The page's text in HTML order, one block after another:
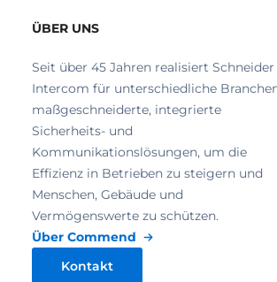
ÜBER UNS
Seit über 45 Jahren realisiert Schneider
Intercom für unterschiedliche
maßgeschneiderte, integrierte
Sicherheits- und
Kommunikationslösungen, um die
Effizienz in Betrieben zu steigern und
Menschen, Gebäude und
Vermögenswerte zu schützen.
Über Commend
Kontakt